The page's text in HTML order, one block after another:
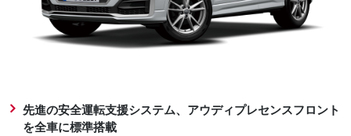
先進の安全運転支援システム、アウディプレセンスフロント
を全車に標準搭載